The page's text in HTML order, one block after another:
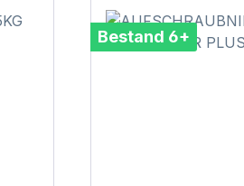
Bestand 6+